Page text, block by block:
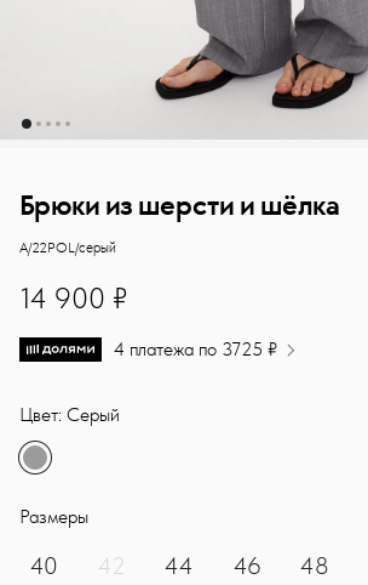
Брюки из шерсти и шёлка
Брюки из тонкой костюмной ткани
Sasha Ostrov
A/22POL/серый
14900
14 900 ₽
4 платежа по 3725 ₽
Цвет: Серый
Размеры
40 42 44 46 48